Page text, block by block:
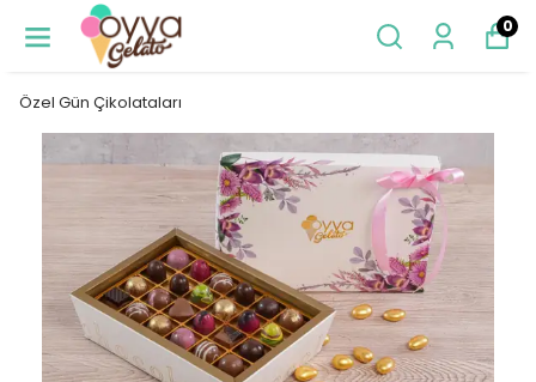
0
Özel Gün Çikolataları